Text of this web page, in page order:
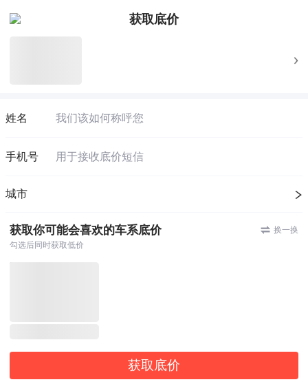
获取底价
姓名
手机号
城市
获取你可能会喜欢的车系底价
换一换
勾选后同时获取低价
获取底价